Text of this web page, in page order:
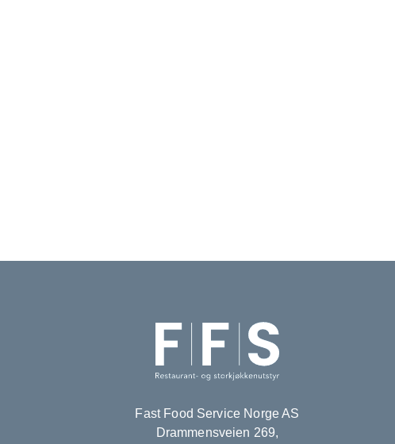
Fast Food Service Norge AS
Drammensveien 269,